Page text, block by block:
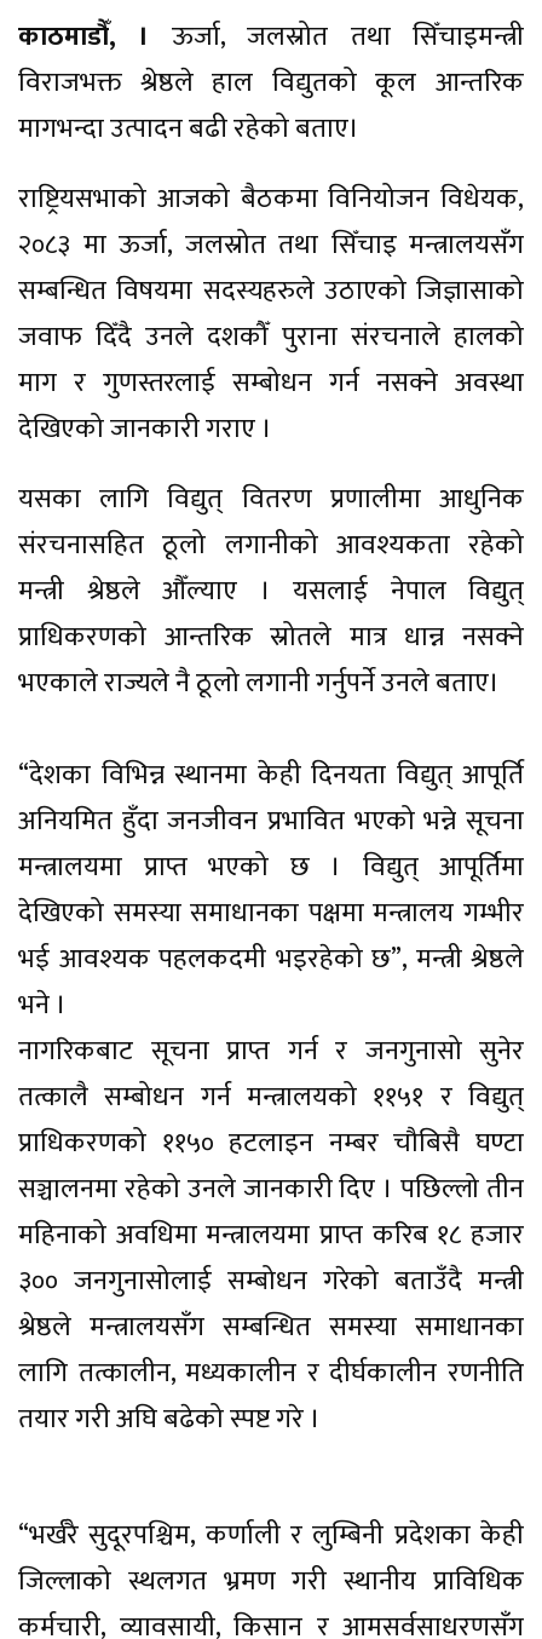
काठमाडौँ, । ऊर्जा, जलस्रोत तथा सिँचाइमन्त्री
विराजभक्त श्रेष्ठले हाल विद्युतको कूल आन्तरिक
मागभन्दा उत्पादन बढी रहेको बताए।
राष्ट्रियसभाको आजको बैठकमा विनियोजन विधेयक,
२०८३ मा ऊर्जा, जलस्रोत तथा सिँचाइ मन्त्रालयसँग
सम्बन्धित विषयमा सदस्यहरुले उठाएको जिज्ञासाको
जवाफ दिँदै उनले दशकौँ पुराना संरचनाले हालको
माग र गुणस्तरलाई सम्बोधन गर्न नसक्ने अवस्था
देखिएको जानकारी गराए ।
यसका लागि विद्युत् वितरण प्रणालीमा आधुनिक
संरचनासहित ठूलो लगानीको आवश्यकता रहेको
मन्त्री श्रेष्ठले औँल्याए । यसलाई नेपाल विद्युत्
प्राधिकरणको आन्तरिक स्रोतले मात्र धान्न नसक्ने
भएकाले राज्यले नै ठूलो लगानी गर्नुपर्ने उनले बताए।
“देशका विभिन्न स्थानमा केही दिनयता विद्युत् आपूर्ति
अनियमित हुँदा जनजीवन प्रभावित भएको भन्ने सूचना
मन्त्रालयमा प्राप्त भएको छ । विद्युत् आपूर्तिमा
देखिएको समस्या समाधानका पक्षमा मन्त्रालय गम्भीर
भई आवश्यक पहलकदमी भइरहेको छ”, मन्त्री श्रेष्ठले
भने ।
नागरिकबाट सूचना प्राप्त गर्न र जनगुनासो सुनेर
तत्कालै सम्बोधन गर्न मन्त्रालयको ११५१ र विद्युत्
प्राधिकरणको ११५० हटलाइन नम्बर चौबिसै घण्टा
सञ्चालनमा रहेको उनले जानकारी दिए । पछिल्लो तीन
महिनाको अवधिमा मन्त्रालयमा प्राप्त करिब १८ हजार
३०० जनगुनासोलाई सम्बोधन गरेको बताउँदै मन्त्री
श्रेष्ठले मन्त्रालयसँग सम्बन्धित समस्या समाधानका
लागि तत्कालीन, मध्यकालीन र दीर्घकालीन रणनीति
तयार गरी अघि बढेको स्पष्ट गरे ।
“भर्खरै सुदूरपश्चिम, कर्णाली र लुम्बिनी प्रदेशका केही
जिल्लाको स्थलगत भ्रमण गरी स्थानीय प्राविधिक
कर्मचारी, व्यावसायी, किसान र आमसर्वसाधरणसँग